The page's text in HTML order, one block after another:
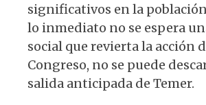
significativos en la
lo inmediato no se espera
social que revierta la acción
Congreso, no se puede
salida anticipada de Temer.